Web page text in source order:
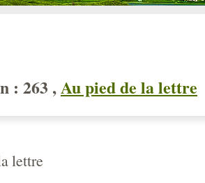
: 263 ,Au pied de la lettre
lettre